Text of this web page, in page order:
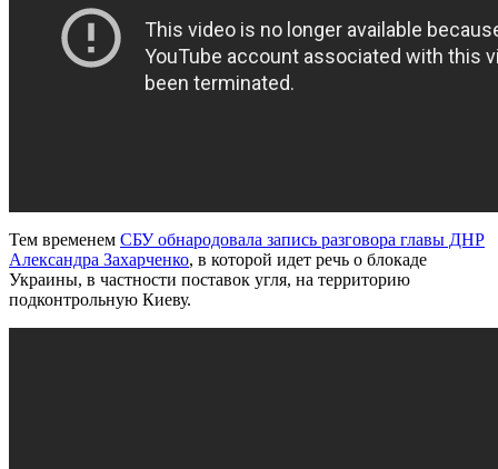
Тем временем СБУ обнародовала запись разговора главы ДНР
Александра Захарченко, в которой идет речь о блокаде
Украины, в частности поставок угля, на территорию
подконтрольную Киеву.